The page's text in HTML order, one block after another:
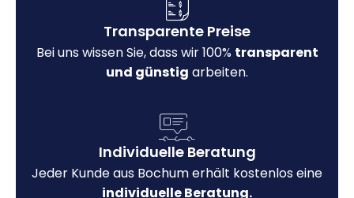
Transparente Preise
Bei uns wissen Sie, dass wir 100% transparent
und günstig arbeiten.
Individuelle Beratung
Jeder Kunde aus Bochum erhält kostenlos eine
individuelle Beratung.